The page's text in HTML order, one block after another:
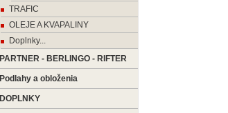
TRAFIC
OLEJE A KVAPALINY
Doplnky...
PARTNER - BERLINGO - RIFTER
Podlahy a obloženia
DOPLNKY